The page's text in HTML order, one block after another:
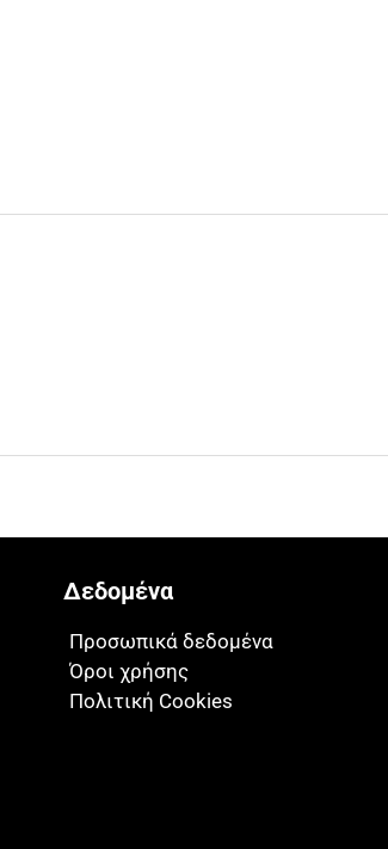
Δεδομένα
Προσωπικά δεδομένα
Όροι χρήσης
Πολιτική Cookies